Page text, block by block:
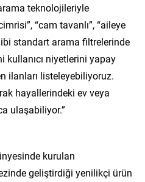
teknolojileriyle
“cam tavanlı”, “aileye
standart arama filtrelerinde
niyetlerini yapay
ilanları listeleyebiliyoruz.
hayallerindeki ev veya
ulaşabiliyor.”
kurulan
geliştirdiği yenilikçi ürün